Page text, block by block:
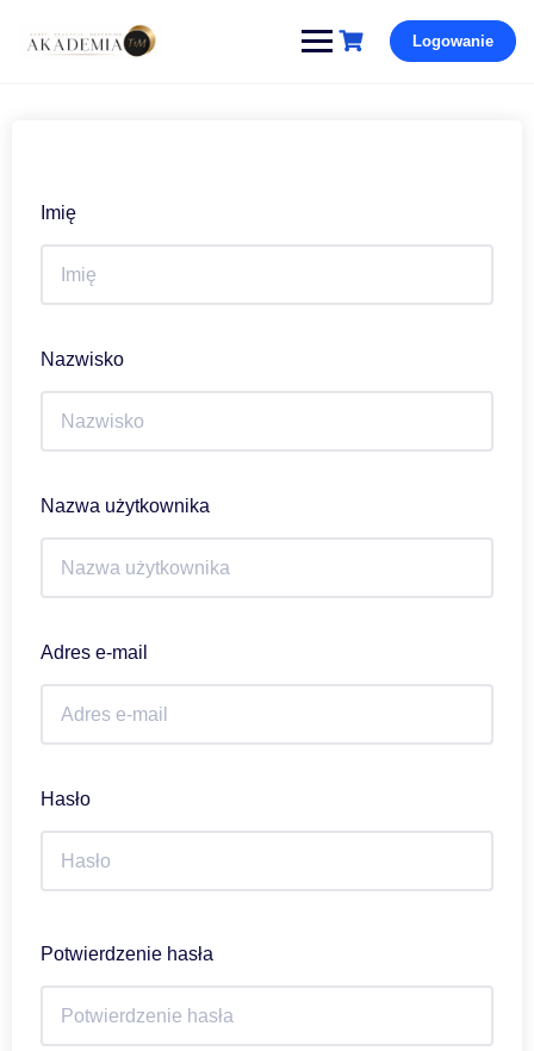
Logowanie
Imię
Nazwisko
Nazwa użytkownika
Adres e-mail
Hasło
Potwierdzenie hasła